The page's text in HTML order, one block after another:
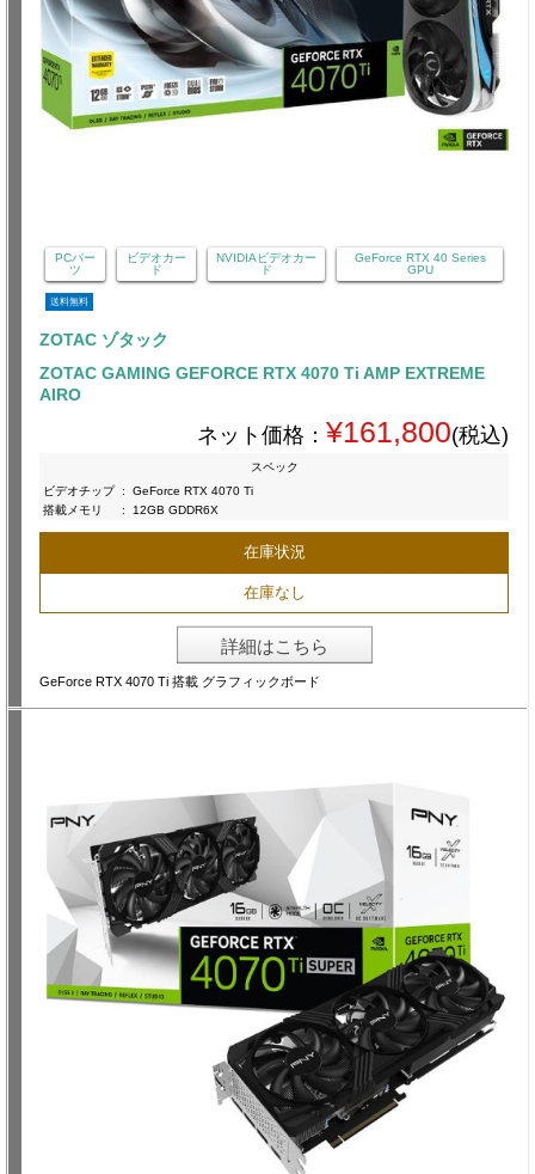
PCパー
ツ
ビデオカー
ド
NVIDIAビデオカー
ド
GeForce RTX 40 Series
GPU
送料無料
ZOTAC ゾタック
ZOTAC GAMING GEFORCE RTX 4070 Ti AMP EXTREME
AIRO
ネット価格： ¥161,800(税込)
スペック
ビデオチップ :
GeForce RTX 4070 Ti
搭載メモリ
: 12GB GDDR6X
在庫状況
在庫なし
詳細はこちら
GeForce RTX 4070 Ti 搭載 グラフィックボード